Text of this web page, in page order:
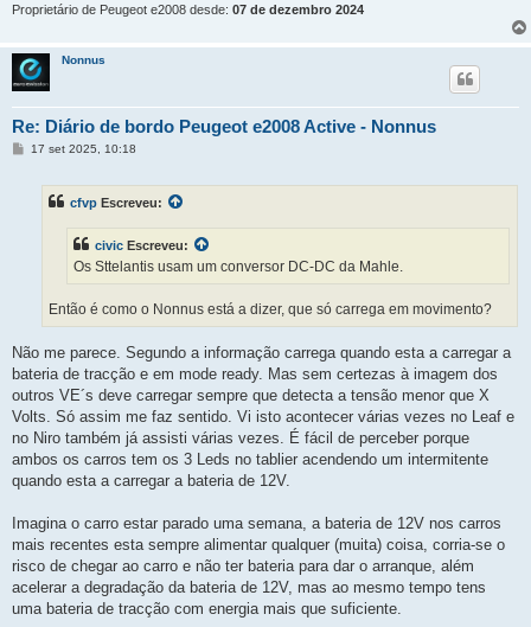
Proprietário de Peugeot e2008 desde: 07 de dezembro 2024
Nonnus
Re: Diário de bordo Peugeot e2008 Active - Nonnus
M17 set 2025, 10:18
cfvp Escreveu:
civic Escreveu:
Os Sttelantis usam um conversor DC-DC da Mahle.
Então é como o Nonnus está a dizer, que só carrega em movimento?
Não me parece. Segundo a informação carrega quando esta a carregar a
bateria de tracção e em mode ready. Mas sem certezas à imagem dos
outros VE´s deve carregar sempre que detecta a tensão menor que X
Volts. Só assim me faz sentido. Vi isto acontecer várias vezes no Leaf e
no Niro também já assisti várias vezes. É fácil de perceber porque
ambos os carros tem os 3 Leds no tablier acendendo um intermitente
quando esta a carregar a bateria de 12V.
Imagina o carro estar parado uma semana, a bateria de 12V nos carros
mais recentes esta sempre alimentar qualquer (muita) coisa, corria-se o
risco de chegar ao carro e não ter bateria para dar o arranque, além
acelerar a degradação da bateria de 12V, mas ao mesmo tempo tens
uma bateria de tracção com energia mais que suficiente.